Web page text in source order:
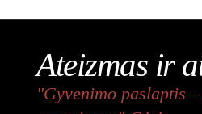
Ateizmas ir
"Gyvenimo paslaptis